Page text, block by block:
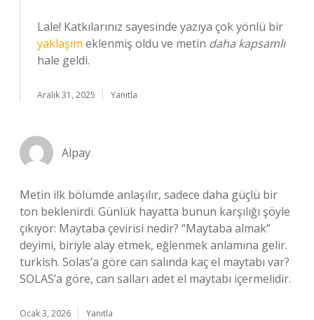
Lale! Katkılarınız sayesinde yazıya çok yönlü bir
yaklaşım eklenmiş oldu ve metin daha kapsamlı
hale geldi.
Aralık 31, 2025 Yanıtla
Alpay
Metin ilk bölümde anlaşılır, sadece daha güçlü bir
ton beklenirdi. Günlük hayatta bunun karşılığı şöyle
çıkıyor: Maytaba çevirisi nedir? “Maytaba almak”
deyimi, biriyle alay etmek, eğlenmek anlamına gelir.
turkish. Solas’a göre can salında kaç el maytabı var?
SOLAS’a göre, can salları adet el maytabı içermelidir.
Ocak 3, 2026 Yanıtla